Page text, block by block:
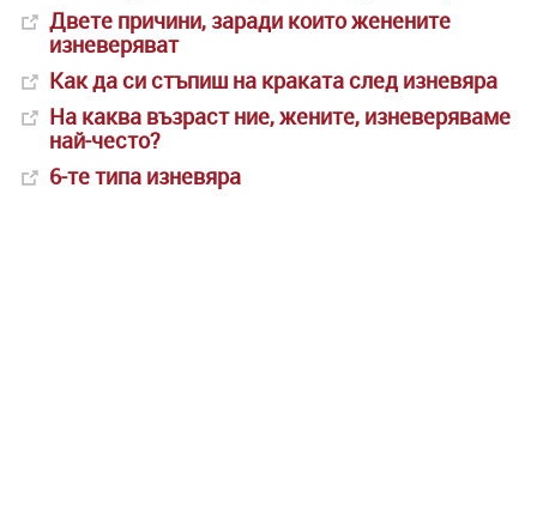
Двете причини, заради които женените
изневеряват
Как да си стъпиш на краката след изневяра
На каква възраст ние, жените, изневеряваме
най-често?
6-те типа изневяра